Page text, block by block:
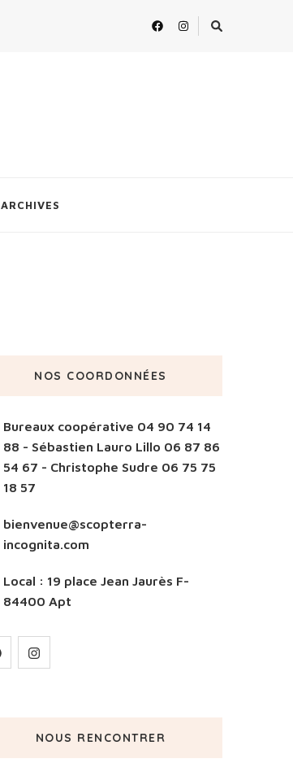
ARCHIVES
NOS COORDONNÉES
Bureaux coopérative 04 90 74 14
88 - Sébastien Lauro Lillo 06 87 86
54 67 - Christophe Sudre 06 75 75
18 57
bienvenue@scopterra-
incognita.com
Local : 19 place Jean Jaurès F-
84400 Apt
NOUS RENCONTRER